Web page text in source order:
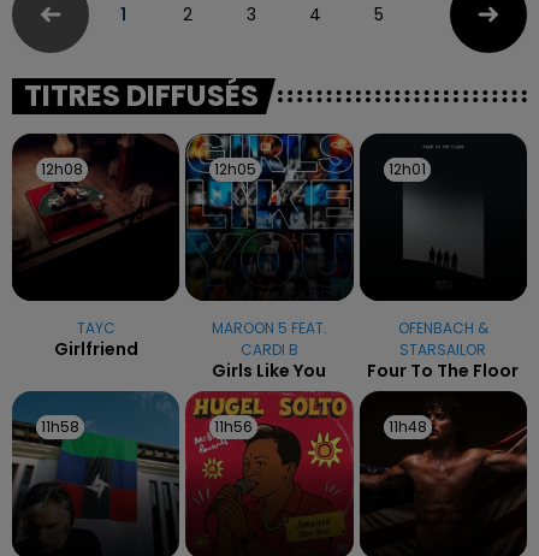
1 2 3 4 5
TITRES DIFFUSÉS
12h08
12h08
TAYC
Girlfriend
12h05
12h05
MAROON 5 FEAT.
CARDI B
Girls Like You
12h01
12h01
OFENBACH &
STARSAILOR
Four To The Floor
11h58
11h58 11h56
11h56 11h48
11h48